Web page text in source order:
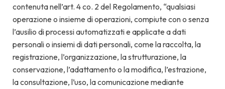
contenuta nell’art. 4 co. 2 del Regolamento, “qualsiasi
operazione o insieme di operazioni, compiute con o senza
l’ausilio di processi automatizzati e applicate a dati
personali o insiemi di dati personali, come la raccolta, la
registrazione, l’organizzazione, la strutturazione, la
conservazione, l’adattamento o la modifica, l’estrazione,
la consultazione, l’uso, la comunicazione mediante